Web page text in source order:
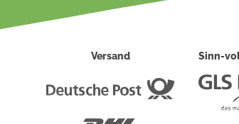
Versand
Deutsche
Sinn-